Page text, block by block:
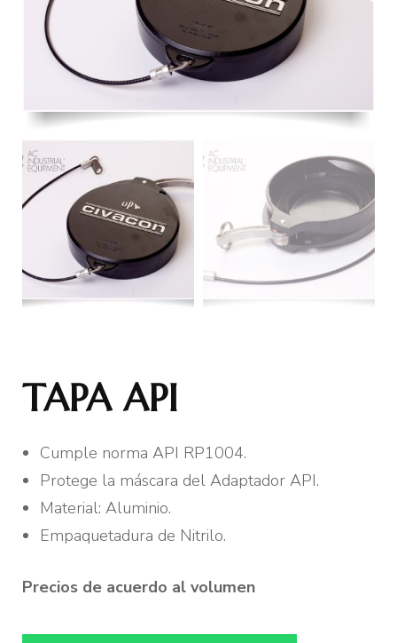
TAPA API
Cumple norma API RP1004.
Protege la máscara del Adaptador API.
Material: Aluminio.
Empaquetadura de Nitrilo.
Precios de acuerdo al volumen